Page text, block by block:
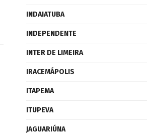
INDAIATUBA
INDEPENDENTE
INTER DE LIMEIRA
IRACEMÁPOLIS
ITAPEMA
ITUPEVA
JAGUARIÚNA